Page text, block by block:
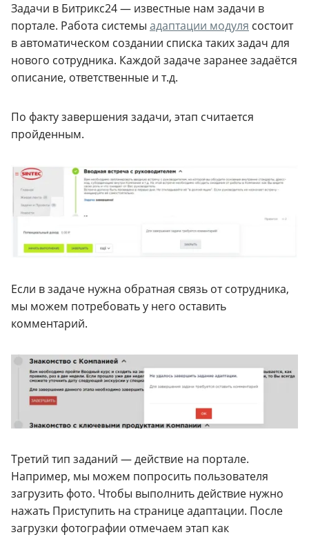
Задачи в Битрикс24 — известные нам задачи в
портале. Работа системы адаптации модуля состоит
в автоматическом создании списка таких задач для
нового сотрудника. Каждой задаче заранее задаётся
описание, ответственные и т.д.
По факту завершения задачи, этап считается
пройденным.
Если в задаче нужна обратная связь от сотрудника,
мы можем потребовать у него оставить
комментарий.
Третий тип заданий — действие на портале.
Например, мы можем попросить пользователя
загрузить фото. Чтобы выполнить действие нужно
нажать Приступить на странице адаптации. После
загрузки фотографии отмечаем этап как